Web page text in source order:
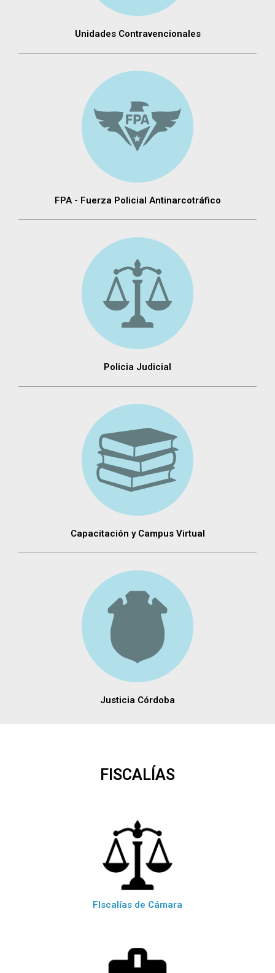
Unidades Contravencionales
FPA - Fuerza Policial Antinarcotráfico
Policia Judicial
Capacitación y Campus Virtual
Justicia Córdoba
FISCALÍAS
FIscalías de Cámara